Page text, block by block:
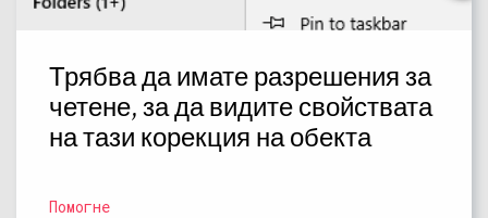
Трябва да имате разрешения за
четене, за да видите свойствата
на тази корекция на обекта
Помогне